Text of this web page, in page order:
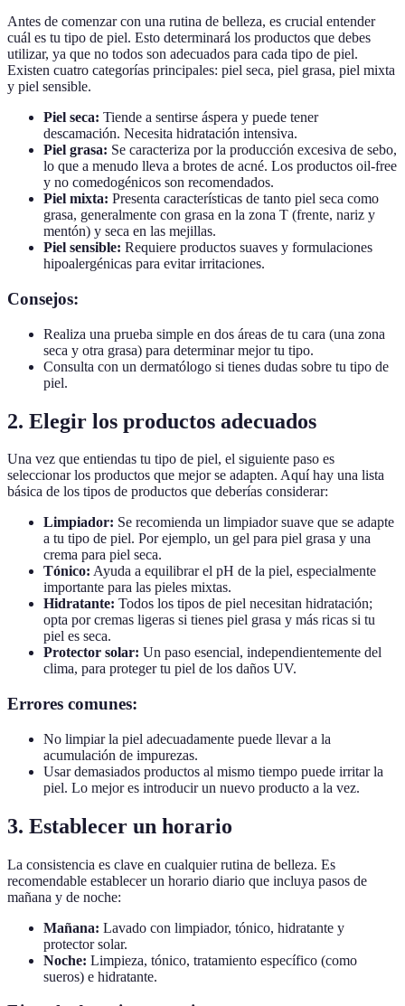
Antes de comenzar con una rutina de belleza, es crucial entender
cuál es tu tipo de piel. Esto determinará los productos que debes
utilizar, ya que no todos son adecuados para cada tipo de piel.
Existen cuatro categorías principales: piel seca, piel grasa, piel mixta
y piel sensible.
Piel seca: Tiende a sentirse áspera y puede tener
descamación. Necesita hidratación intensiva.
Piel grasa: Se caracteriza por la producción excesiva de sebo,
lo que a menudo lleva a brotes de acné. Los productos oil-free
y no comedogénicos son recomendados.
Piel mixta: Presenta características de tanto piel seca como
grasa, generalmente con grasa en la zona T (frente, nariz y
mentón) y seca en las mejillas.
Piel sensible: Requiere productos suaves y formulaciones
hipoalergénicas para evitar irritaciones.
Consejos:
Realiza una prueba simple en dos áreas de tu cara (una zona
seca y otra grasa) para determinar mejor tu tipo.
Consulta con un dermatólogo si tienes dudas sobre tu tipo de
piel.
2. Elegir los productos adecuados
Una vez que entiendas tu tipo de piel, el siguiente paso es
seleccionar los productos que mejor se adapten. Aquí hay una lista
básica de los tipos de productos que deberías considerar:
Limpiador: Se recomienda un limpiador suave que se adapte
a tu tipo de piel. Por ejemplo, un gel para piel grasa y una
crema para piel seca.
Tónico: Ayuda a equilibrar el pH de la piel, especialmente
importante para las pieles mixtas.
Hidratante: Todos los tipos de piel necesitan hidratación;
opta por cremas ligeras si tienes piel grasa y más ricas si tu
piel es seca.
Protector solar: Un paso esencial, independientemente del
clima, para proteger tu piel de los daños UV.
Errores comunes:
No limpiar la piel adecuadamente puede llevar a la
acumulación de impurezas.
Usar demasiados productos al mismo tiempo puede irritar la
piel. Lo mejor es introducir un nuevo producto a la vez.
3. Establecer un horario
La consistencia es clave en cualquier rutina de belleza. Es
recomendable establecer un horario diario que incluya pasos de
mañana y de noche:
Mañana: Lavado con limpiador, tónico, hidratante y
protector solar.
Noche: Limpieza, tónico, tratamiento específico (como
sueros) e hidratante.